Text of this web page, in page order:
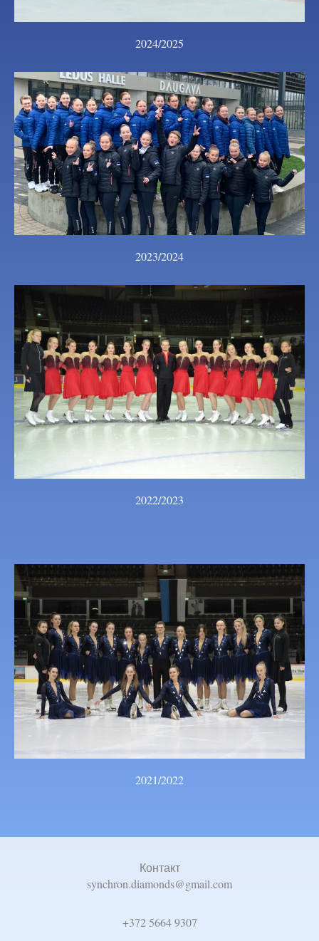
2024/2025
2023/2024
2022/2023
2021/2022
Контакт
synchron.diamonds@gmail.com
+372 5664 9307